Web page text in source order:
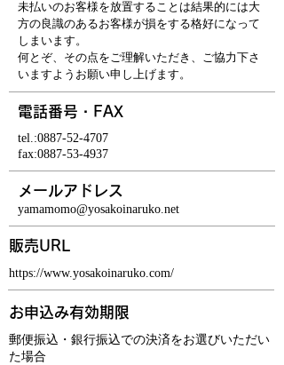
未払いのお客様を放置することは結果的には大
方の良識のあるお客様が損をする格好になって
しまいます。
何とぞ、その点をご理解いただき、ご協力下さ
いますようお願い申し上げます。
電話番号・FAX
tel.:0887-52-4707
fax:0887-53-4937
メールアドレス
yamamomo@yosakoinaruko.net
販売URL
https://www.yosakoinaruko.com/
お申込み有効期限
郵便振込・銀行振込での決済をお選びいただい
た場合